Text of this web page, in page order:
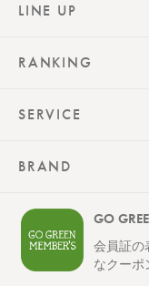
LINE UP
RANKING
SERVICE
BRAND
GO
会員証の
なクーポ